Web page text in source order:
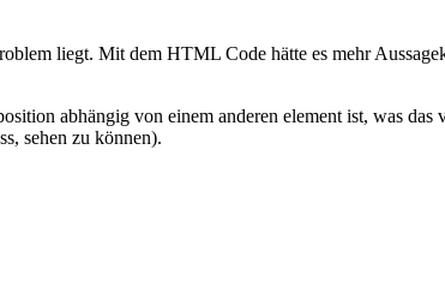
liegt. Mit dem HTML Code hätte es mehr
abhängig von einem anderen element ist, was
sehen zu können).